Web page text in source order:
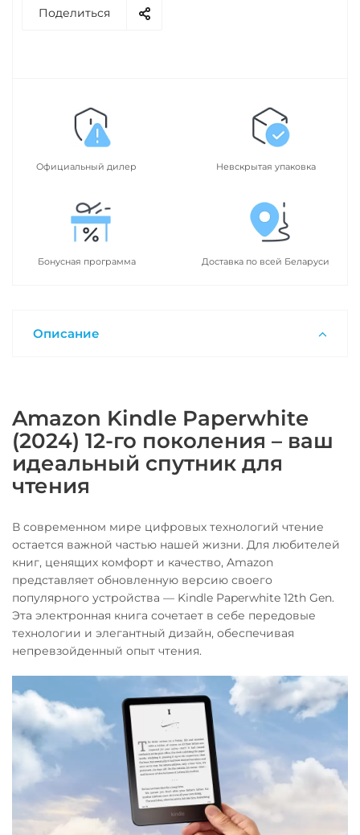
Поделиться
Официальный дилер Невскрытая упаковка
Бонусная программа Доставка по всей Беларуси
Описание
Amazon Kindle Paperwhite
(2024) 12-го поколения – ваш
идеальный спутник для
чтения
В современном мире цифровых технологий чтение
остается важной частью нашей жизни. Для любителей
книг, ценящих комфорт и качество, Amazon
представляет обновленную версию своего
популярного устройства — Kindle Paperwhite 12th Gen.
Эта электронная книга сочетает в себе передовые
технологии и элегантный дизайн, обеспечивая
непревзойденный опыт чтения.